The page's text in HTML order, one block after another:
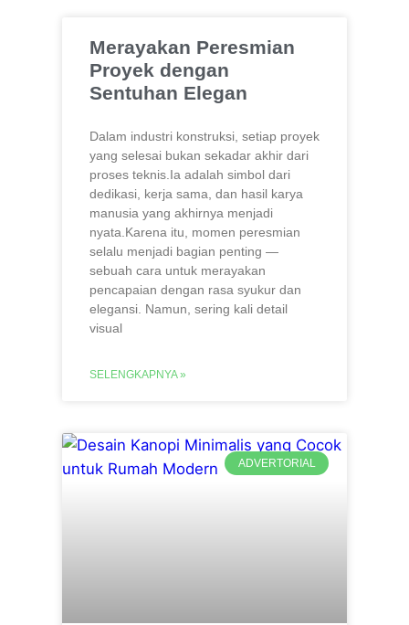
Merayakan Peresmian
Proyek dengan
Sentuhan Elegan
Dalam industri konstruksi, setiap proyek
yang selesai bukan sekadar akhir dari
proses teknis.Ia adalah simbol dari
dedikasi, kerja sama, dan hasil karya
manusia yang akhirnya menjadi
nyata.Karena itu, momen peresmian
selalu menjadi bagian penting —
sebuah cara untuk merayakan
pencapaian dengan rasa syukur dan
elegansi. Namun, sering kali detail
visual
SELENGKAPNYA »
ADVERTORIAL